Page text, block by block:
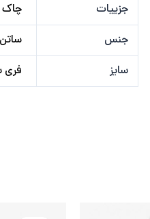
جزییات
چاک
جنس
سایز
فری